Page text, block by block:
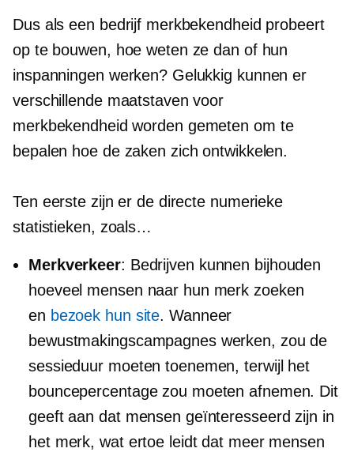
Dus als een bedrijf merkbekendheid probeert
op te bouwen, hoe weten ze dan of hun
inspanningen werken? Gelukkig kunnen er
verschillende maatstaven voor
merkbekendheid worden gemeten om te
bepalen hoe de zaken zich ontwikkelen.
Ten eerste zijn er de directe numerieke
statistieken, zoals…
Merkverkeer: Bedrijven kunnen bijhouden
hoeveel mensen naar hun merk zoeken
en bezoek hun site. Wanneer
bewustmakingscampagnes werken, zou de
sessieduur moeten toenemen, terwijl het
bouncepercentage zou moeten afnemen. Dit
geeft aan dat mensen geïnteresseerd zijn in
het merk, wat ertoe leidt dat meer mensen